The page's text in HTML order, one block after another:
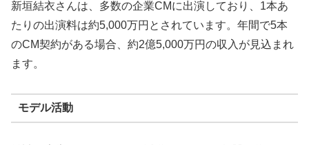
新垣結衣さんは、多数の企業CMに出演しており、1本あ
たりの出演料は約5,000万円とされています。年間で5本
のCM契約がある場合、約2億5,000万円の収入が見込まれ
ます。
モデル活動